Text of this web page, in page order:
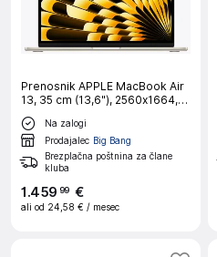
Prenosnik APPLE MacBook Air
13, 35 cm (13,6"), 2560x1664,
M5 (10/8), 16 GB RAM, 512 GB
SSD, macOS, Starlight, CRO
Na zalogi
Prodajalec Big Bang
Brezplačna poštnina za člane
kluba
1 .459 99 €
ali od 24,58 € / mesec